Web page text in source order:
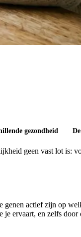
gezondheid
geen vast lot is:
genen actief zijn op
ervaart, en zelfs door